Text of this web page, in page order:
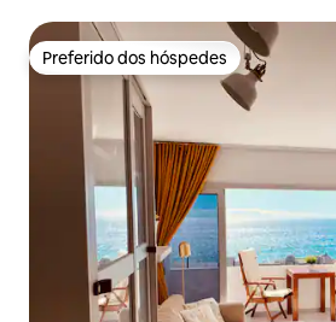
Preferido dos hóspedes
Preferido dos hóspedes